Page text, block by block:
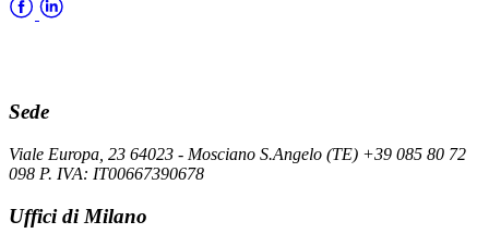
Sede
Viale Europa, 23 64023 - Mosciano S.Angelo (TE) +39 085 80 72
098 P. IVA: IT00667390678
Uffici di Milano